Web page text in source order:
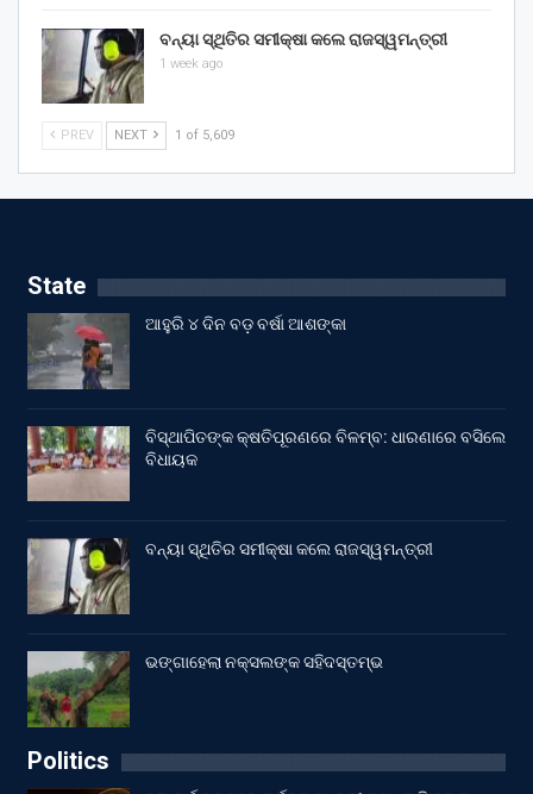
ବନ୍ୟା ସ୍ଥିତିର ସମୀକ୍ଷା କଲେ ରାଜସ୍ୱମନ୍ତ୍ରୀ
1 week ago
PREV NEXT 1 of 5,609
State
ଆହୁରି ୪ ଦିନ ବଡ଼ ବର୍ଷା ଆଶଙ୍କା
ବିସ୍ଥାପିତଙ୍କ କ୍ଷତିପୂରଣରେ ବିଳମ୍ବ: ଧାରଣାରେ ବସିଲେ
ବିଧାୟକ
ବନ୍ୟା ସ୍ଥିତିର ସମୀକ୍ଷା କଲେ ରାଜସ୍ୱମନ୍ତ୍ରୀ
ଭଙ୍ଗାହେଲା ନକ୍ସଲଙ୍କ ସହିଦସ୍ତମ୍ଭ
Politics